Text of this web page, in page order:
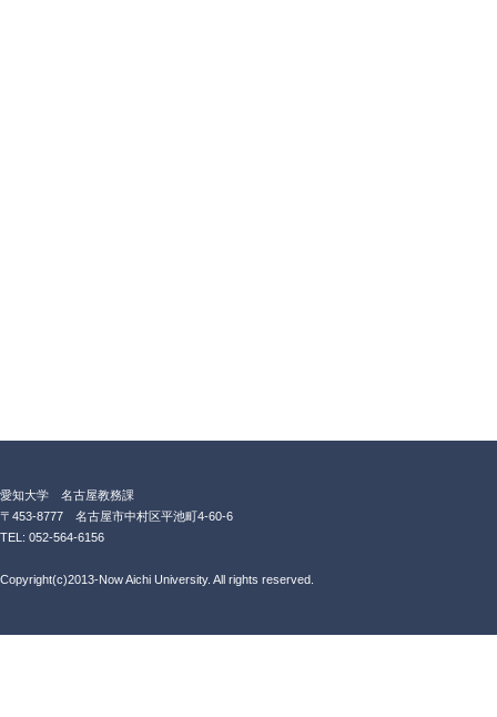
愛知大学 名古屋教務課
〒453-8777 名古屋市中村区平池町4-60-6
TEL: 052-564-6156
Copyright(c)2013-Now Aichi University. All rights reserved.